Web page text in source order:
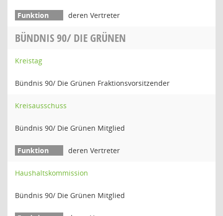
deren Vertreter
BÜNDNIS 90/ DIE GRÜNEN
Kreistag
Bündnis 90/ Die Grünen Fraktionsvorsitzender
Kreisausschuss
Bündnis 90/ Die Grünen Mitglied
deren Vertreter
Haushaltskommission
Bündnis 90/ Die Grünen Mitglied